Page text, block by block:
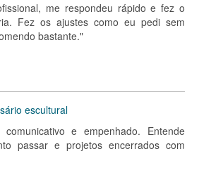
me respondeu rápido e fez o
Fez os ajustes como eu pedi sem
bastante."
escultural
comunicativo e empenhado. Entende
passar e projetos encerrados com